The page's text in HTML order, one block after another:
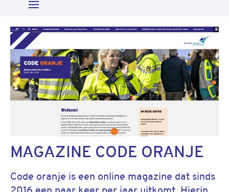
Open Menu
Zoeken
MAGAZINE CODE ORANJE
Code oranje is een online magazine dat sinds